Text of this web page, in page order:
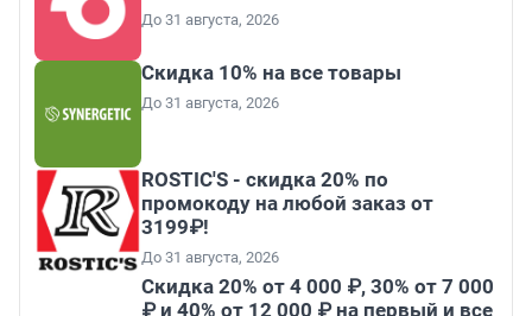
До 31 августа, 2026
Скидка 10% на все товары
До 31 августа, 2026
ROSTIC'S - скидка 20% по
промокоду на любой заказ от
3199₽!
До 31 августа, 2026
Скидка 20% от 4 000 ₽, 30% от 7 000
₽ и 40% от 12 000 ₽ на первый и все